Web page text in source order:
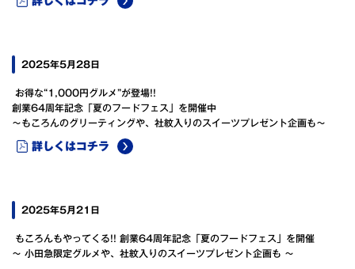
2025年5月28日
お得な“1,000円グルメ”が登場!!
創業64周年記念「夏のフードフェス」を開催中
～もころんのグリーティングや、社紋入りのスイーツプレゼント企画も～
詳しくはコチラ
2025年5月21日
もころんもやってくる!! 創業64周年記念「夏のフードフェス」を開催
～ 小田急限定グルメや、社紋入りのスイーツプレゼント企画も ～